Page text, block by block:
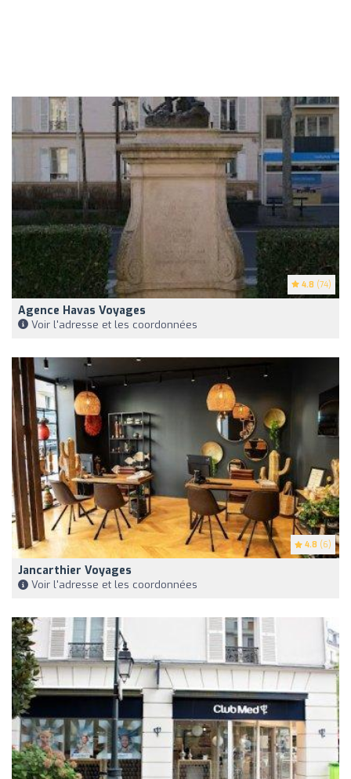
4.8 (74)
Agence Havas Voyages
Voir l'adresse et les coordonnées
4.8 (6)
Jancarthier Voyages
Voir l'adresse et les coordonnées